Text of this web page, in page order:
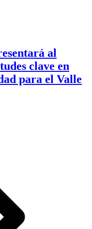
al
clave en
para el Valle